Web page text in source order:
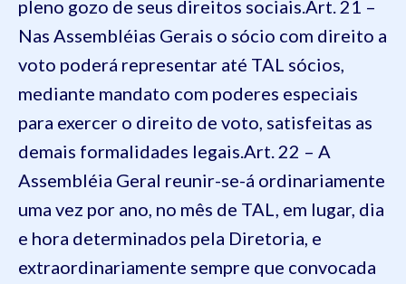
pleno gozo de seus direitos sociais.Art. 21 –
Nas Assembléias Gerais o sócio com direito a
voto poderá representar até TAL sócios,
mediante mandato com poderes especiais
para exercer o direito de voto, satisfeitas as
demais formalidades legais.Art. 22 – A
Assembléia Geral reunir-se-á ordinariamente
uma vez por ano, no mês de TAL, em lugar, dia
e hora determinados pela Diretoria, e
extraordinariamente sempre que convocada